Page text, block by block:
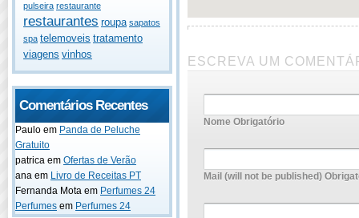
pulseira restaurante
restaurantes roupa sapatos
spa telemoveis tratamento
viagens vinhos
Comentários Recentes
Paulo em Panda de Peluche
Gratuito
patrica em Ofertas de Verão
ana em Livro de Receitas PT
Fernanda Mota em Perfumes 24
Perfumes em Perfumes 24
ESCREVA UM
Nome Obrigatório
Mail (will not be published)